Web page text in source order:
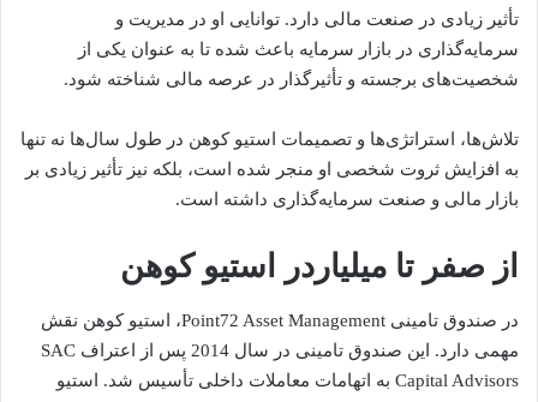
تأثیر زیادی در صنعت مالی دارد. توانایی او در مدیریت و
سرمایه‌گذاری در بازار سرمایه باعث شده تا به عنوان یکی از
شخصیت‌های برجسته و تأثیرگذار در عرصه مالی شناخته شود.
تلاش‌ها، استراتژی‌ها و تصمیمات استیو کوهن در طول سال‌ها نه تنها
به افزایش ثروت شخصی او منجر شده است، بلکه نیز تأثیر زیادی بر
بازار مالی و صنعت سرمایه‌گذاری داشته است.
از صفر تا میلیاردر استیو کوهن
در صندوق تامینی Point72 Asset Management، استیو کوهن نقش
مهمی دارد. این صندوق تامینی در سال 2014 پس از اعتراف SAC
Capital Advisors به اتهامات معاملات داخلی تأسیس شد. استیو